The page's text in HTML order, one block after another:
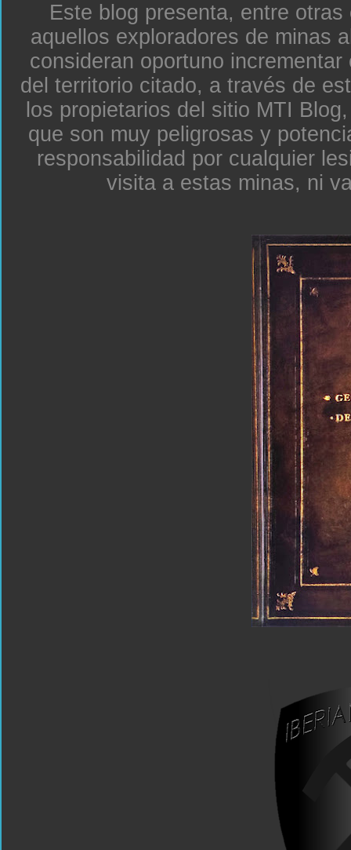
Este blog presenta, entre
aquellos exploradores de minas
consideran oportuno
del territorio citado, a través de
los propietarios del sitio MTI
que son muy peligrosas y
responsabilidad por cualquier
visita a estas minas, ni